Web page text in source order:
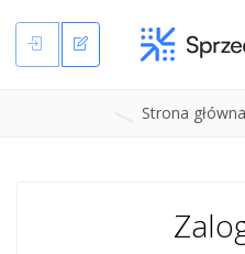
Strona główna